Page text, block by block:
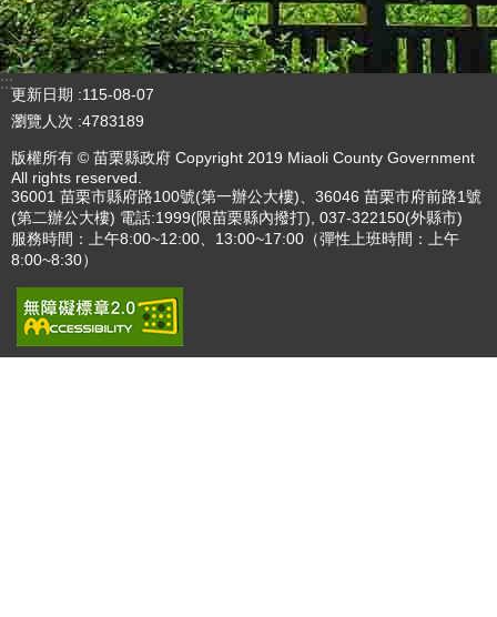
:::
更新日期
115-08-07
瀏覽人次 4783189
版權所有 © 苗栗縣政府 Copyright 2019 Miaoli County Government
All rights reserved.
36001 苗栗市縣府路100號(第一辦公大樓)、36046 苗栗市府前路1號
(第二辦公大樓) 電話:1999(限苗栗縣內撥打), 037-322150(外縣市)
服務時間：上午8:00~12:00、13:00~17:00（彈性上班時間：上午
8:00~8:30）